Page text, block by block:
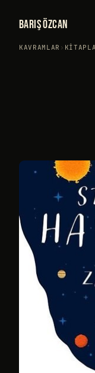
BARIŞ ÖZCAN
KAVRAMLAR ›